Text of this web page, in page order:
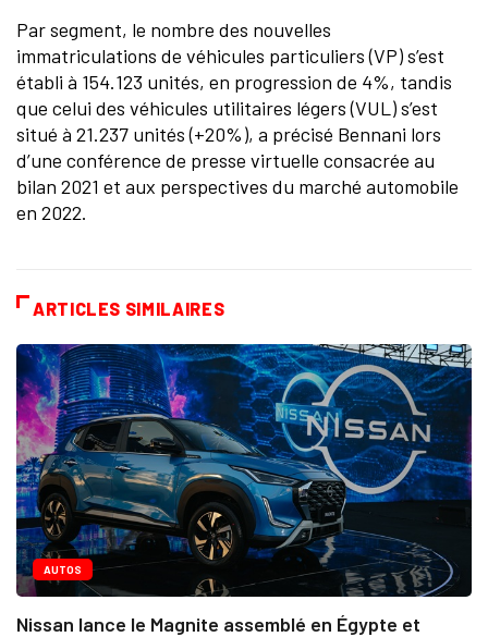
Par segment, le nombre des nouvelles
immatriculations de véhicules particuliers (VP) s’est
établi à 154.123 unités, en progression de 4%, tandis
que celui des véhicules utilitaires légers (VUL) s’est
situé à 21.237 unités (+20%), a précisé Bennani lors
d’une conférence de presse virtuelle consacrée au
bilan 2021 et aux perspectives du marché automobile
en 2022.
ARTICLES SIMILAIRES
AUTOS
Nissan lance le Magnite assemblé en Égypte et